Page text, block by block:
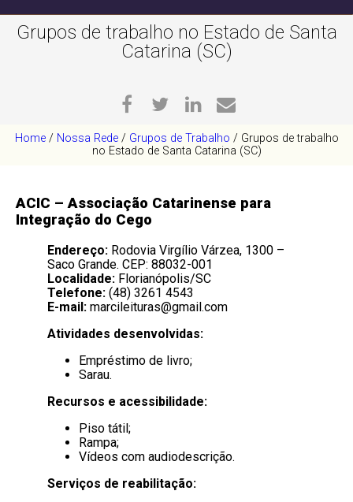
Grupos de trabalho no Estado de Santa
Catarina (SC)
Home/ Nossa Rede/ Grupos de Trabalho / Grupos de trabalho
no Estado de Santa Catarina (SC)
ACIC –Associação Catarinense para
Integração do Cego
Endereço: Rodovia Virgílio Várzea, 1300 –
Saco Grande. CEP: 88032-001
Localidade: Florianópolis/SC
Telefone: (48) 3261 4543
E-mail: marcileituras@gmail.com
Atividades desenvolvidas:
Empréstimo de livro;
Sarau.
Recursos e acessibilidade:
Piso tátil;
Rampa;
Vídeos com audiodescrição.
Serviços de reabilitação: